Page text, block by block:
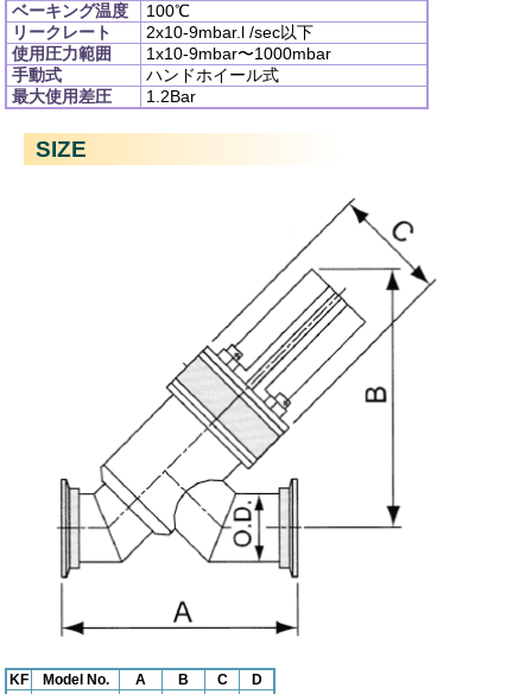
ベーキング温度
100℃
リークレート
2x10-9mbar.l /sec以下
使用圧力範囲
1x10-9mbar〜1000mbar
手動式
ハンドホイール式
最大使用差圧
1.2Bar
SIZE
KF Model No. A B C
D